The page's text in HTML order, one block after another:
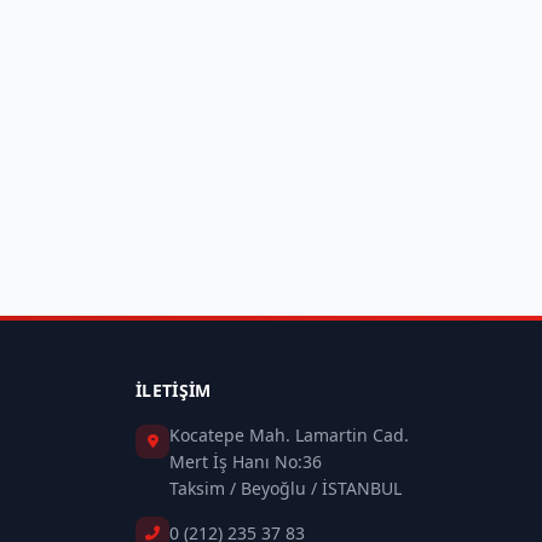
İLETIŞIM
Kocatepe Mah. Lamartin Cad.
Mert İş Hanı No:36
Taksim / Beyoğlu / İSTANBUL
0 (212) 235 37 83